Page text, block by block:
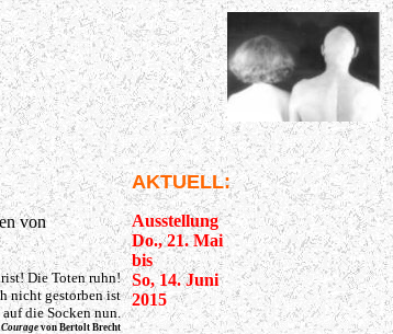
von
Die Toten ruhn!
nicht gestorben ist
die Socken nun.
von Bertolt Brecht
AKTUELL:
Ausstellung
Do., 21. Mai
bis
So, 14. Juni
2015